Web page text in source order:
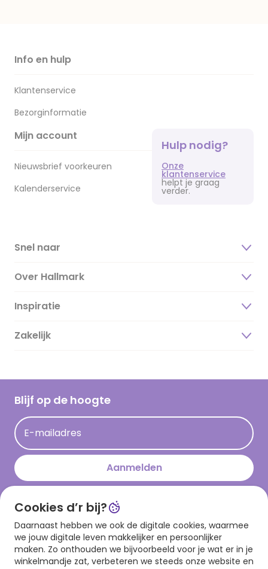
Info en hulp
Klantenservice
Bezorginformatie
Mijn account
Nieuwsbrief voorkeuren
Kalenderservice
Hulp nodig?
Onze
klantenservice
helpt je graag
verder.
Snel naar
Over Hallmark
Over ons
Duurzaamheid
Hallmark Kaartclub
Acties
Persberichten
Hallmark en Kinderpostzegels
Inspiratie
Magazine
Cadeau inspiratie
Kaartinspiratie
Zakelijk
Blijf op de hoogte
E-mailadres
Aanmelden
Download onze app
Cookies d’r bij?
Daarnaast hebben we ook de digitale cookies, waarmee
we jouw digitale leven makkelijker en persoonlijker
maken. Zo onthouden we bijvoorbeeld voor je wat er in je
winkelmandje zat, verbeteren we steeds onze website en